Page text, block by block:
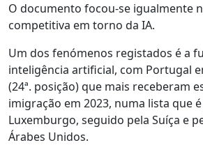
O documento focou-se igualmente
competitiva em torno da IA.
Um dos fenómenos registados é a
inteligência artificial, com Portugal
(24ª. posição) que mais receberam
imigração em 2023, numa lista que
Luxemburgo, seguido pela Suíça e
Árabes Unidos.